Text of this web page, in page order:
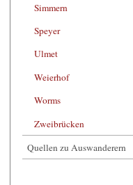
Simmern
Speyer
Ulmet
Weierhof
Worms
Zweibrücken
Quellen zu Auswanderern